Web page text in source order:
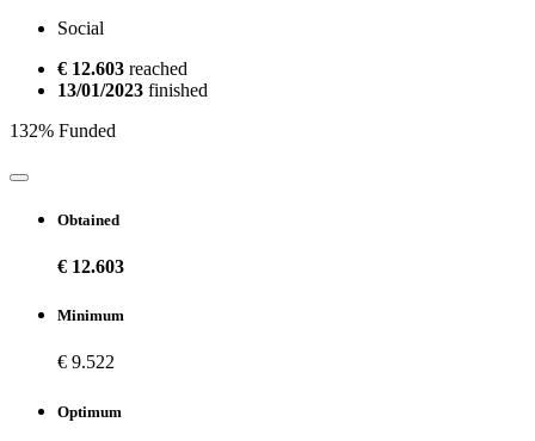
Social
€ 12.603 reached
13/01/2023 finished
132% Funded
Obtained
€ 12.603
Minimum
€ 9.522
Optimum